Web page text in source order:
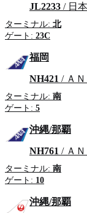
JL2233 / 日
ターミナル: 北
ゲート: 23C
福岡
NH421 / ＡＮ
ターミナル: 南
ゲート: 5
沖縄/那覇
NH761 / ＡＮ
ターミナル: 南
ゲート: 10
沖縄/那覇